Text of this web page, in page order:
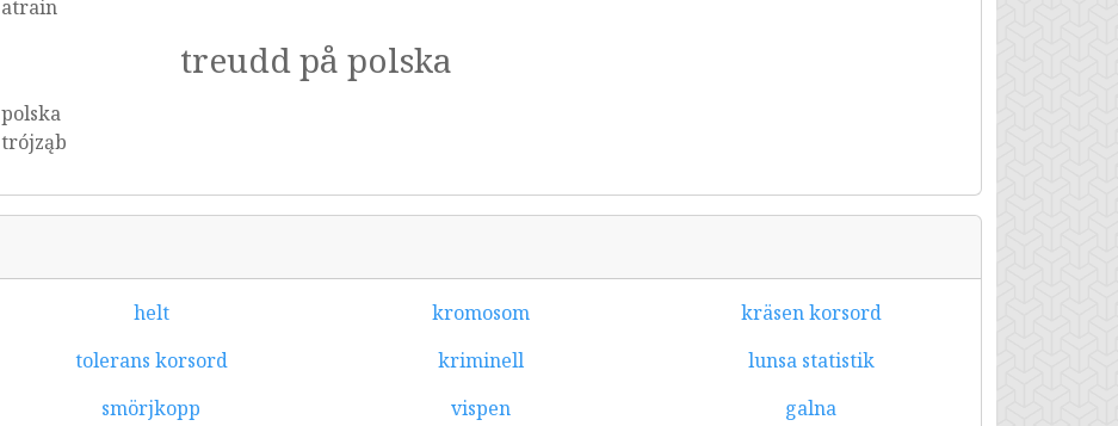
atrain
treudd på polska
polska
trójząb
helt kromosom
kräsen korsord
tolerans korsord kriminell
lunsa statistik
smörjkopp vispen galna